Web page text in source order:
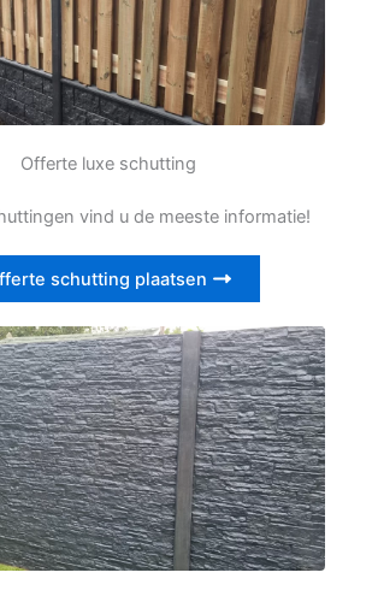
Offerte luxe schutting
vind u de meeste informatie!
schutting plaatsen